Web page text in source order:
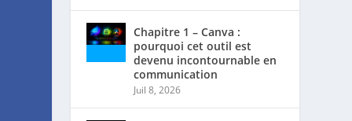
Chapitre 1 – Canva :
pourquoi cet outil est
devenu incontournable en
communication
Juil 8, 2026